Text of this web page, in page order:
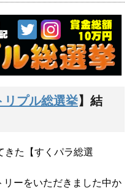
プル総選挙】結
きた【すくパラ総選
ーをいただきました中か